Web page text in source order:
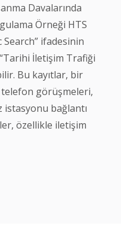
Davalarında
Örneği HTS
Search” ifadesinin
İletişim Trafiği
Bu kayıtlar, bir
görüşmeleri,
istasyonu bağlantı
özellikle iletişim